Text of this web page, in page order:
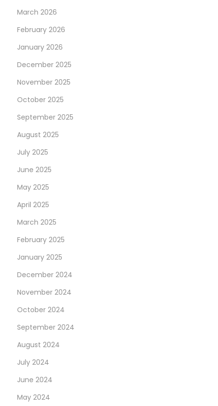
March 2026
February 2026
January 2026
December 2025
November 2025
October 2025
September 2025
August 2025
July 2025
June 2025
May 2025
April 2025
March 2025
February 2025
January 2025
December 2024
November 2024
October 2024
September 2024
August 2024
July 2024
June 2024
May 2024